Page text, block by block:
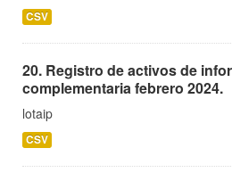
CSV
20. Registro de activos de
complementaria febrero 2024.
lotaip
CSV